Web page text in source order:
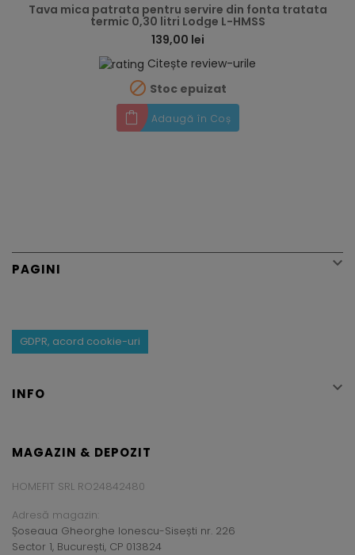
Tava mica patrata pentru servire din fonta tratata
termic 0,30 litri Lodge L-HMSS
139,00 lei
Citește review-urile
 Stoc epuizat
Adaugă în Coș
PAGINI 
GDPR, acord cookie-uri
INFO 
MAGAZIN & DEPOZIT
HOMEFIT SRL RO24842480
Adresă magazin:
Șoseaua Gheorghe Ionescu-Sisești nr. 226
Sector 1, București, CP 013824